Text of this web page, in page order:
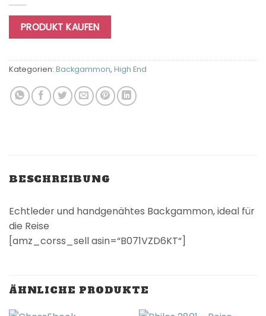
PRODUKT KAUFEN
Kategorien: Backgammon, High End
BESCHREIBUNG
Echtleder und handgenähtes Backgammon, ideal für
die Reise
[amz_corss_sell asin=“B071VZD6KT“]
ÄHNLICHE PRODUKTE